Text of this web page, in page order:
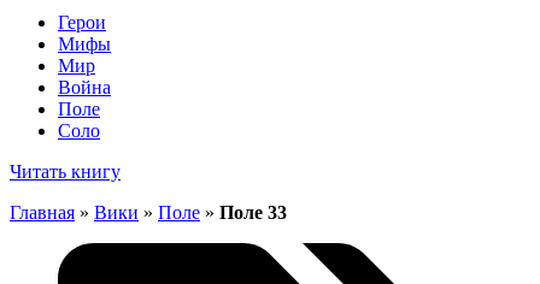
Герои
Мифы
Мир
Война
Поле
Соло
Читать книгу
Главная » Вики » Поле » Поле 33